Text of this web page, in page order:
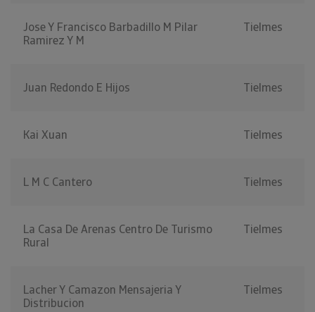
Jose Y Francisco Barbadillo M Pilar
Ramirez Y M
Tielmes
Juan Redondo E Hijos Tielmes
Kai Xuan Tielmes
L M C Cantero Tielmes
La Casa De Arenas Centro De Turismo
Rural
Tielmes
Lacher Y Camazon Mensajeria Y
Distribucion
Tielmes